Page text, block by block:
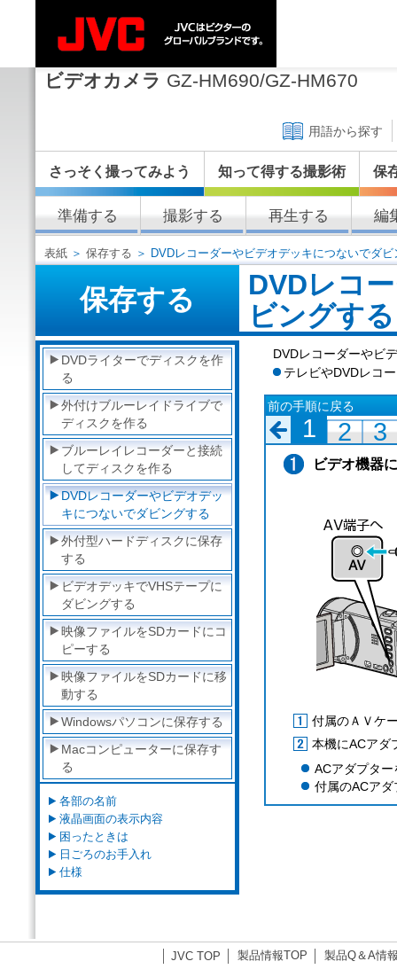
ビデオカメラ GZ-HM690/GZ-HM670
用語から探す
さっそく撮ってみよう 知って得する撮影術 保
準備する 撮影する 再生する 編
表紙 ＞ 保存する ＞ DVDレコーダーやビデオデッキにつないでダビ
保存する
DVDレコ
ビングする
DVDライターでディスクを作
る
外付けブルーレイドライブで
ディスクを作る
ブルーレイレコーダーと接続
してディスクを作る
DVDレコーダーやビデオデッ
キにつないでダビングする
外付型ハードディスクに保存
する
ビデオデッキでVHSテープに
ダビングする
映像ファイルをSDカードにコ
ピーする
映像ファイルをSDカードに移
動する
Windowsパソコンに保存する
Macコンピューターに保存す
る
各部の名前
液晶画面の表示内容
困ったときは
日ごろのお手入れ
仕様
DVDレコーダーやビ
テレビやDVDレコ
前の手順に戻る
1 2 3
ビデオ機器
付属のＡＶケ
本機にACアダ
ACアダプタ
付属のACア
JVC TOP 製品情報TOP 製品Q＆A情